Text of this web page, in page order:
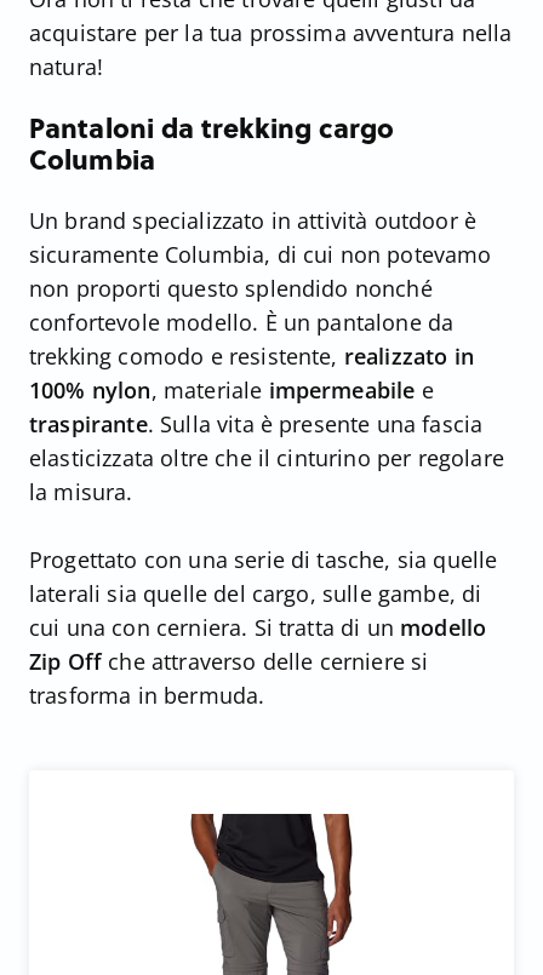
acquistare per la tua prossima avventura nella
natura!
Pantaloni da trekking cargo
Columbia
Un brand specializzato in attività outdoor è
sicuramente Columbia, di cui non potevamo
non proporti questo splendido nonché
confortevole modello. È un pantalone da
trekking comodo e resistente, realizzato in
100% nylon, materiale impermeabile e
traspirante. Sulla vita è presente una fascia
elasticizzata oltre che il cinturino per regolare
la misura.
Progettato con una serie di tasche, sia quelle
laterali sia quelle del cargo, sulle gambe, di
cui una con cerniera. Si tratta di un modello
Zip Off che attraverso delle cerniere si
trasforma in bermuda.